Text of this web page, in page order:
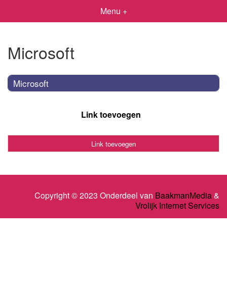
Menu +
Microsoft
Microsoft
Link toevoegen
Link toevoegen
Copyright © 2023 Onderdeel van BaakmanMedia&
Vrolijk Internet Services